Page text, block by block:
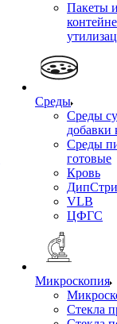
Пакеты
Среды
Среды
добавки
Среды
готовые
Кровь
VLB
ЦФГС
Микроскопия
Стекла